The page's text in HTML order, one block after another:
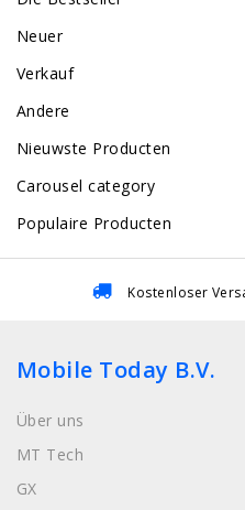
Neuer
Verkauf
Andere
Nieuwste Producten
Carousel category
Populaire Producten
Kostenloser
Mobile Today B.V.
Über uns
MT Tech
GX